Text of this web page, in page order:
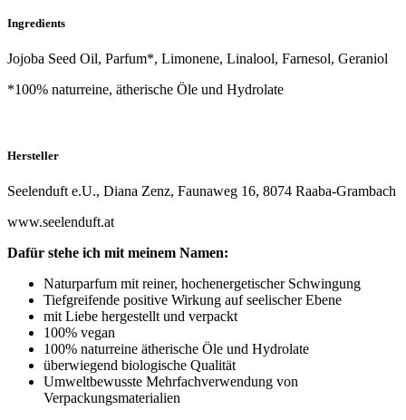
Ingredients
Jojoba Seed Oil, Parfum*, Limonene, Linalool, Farnesol, Geraniol
*100% naturreine, ätherische Öle und Hydrolate
Hersteller
Seelenduft e.U., Diana Zenz, Faunaweg 16, 8074 Raaba-Grambach
www.seelenduft.at
Dafür stehe ich mit meinem Namen:
Naturparfum mit reiner, hochenergetischer Schwingung
Tiefgreifende positive Wirkung auf seelischer Ebene
mit Liebe hergestellt und verpackt
100% vegan
100% naturreine ätherische Öle und Hydrolate
überwiegend biologische Qualität
Umweltbewusste Mehrfachverwendung von
Verpackungsmaterialien